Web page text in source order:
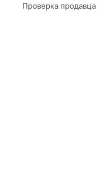
Проверка продавца